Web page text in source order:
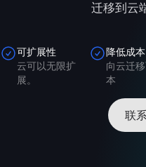
迁移到云
可扩展性
云可以无限扩
展。
降低成本
向云迁
本
联